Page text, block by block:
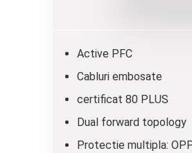
Active PFC
Cabluri embosate
certificat 80 PLUS
Dual forward topology
Protectie multipla: